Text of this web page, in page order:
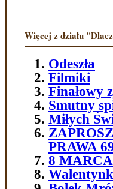
Więcej z działu
Odeszła
Filmiki
Finałowy
Smutny
Miłych
PRAWA
8